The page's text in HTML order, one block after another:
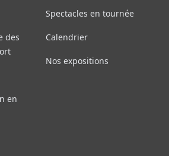
des
en
Spectacles en tournée
Calendrier
Nos expositions